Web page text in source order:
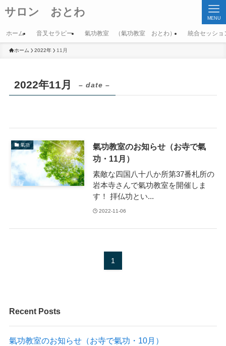
サロン おとわ MENU
ホーム 音叉セラピー 氣功教室 （氣功教室 おとわ） 統合セッショ
ホーム 2022年 11月
2022年11月 – date –
氣功
氣功教室のお知らせ（お寺で氣
功・11月）
素敵な四国八十八か所第37番札所の
岩本寺さんで氣功教室を開催しま
す！ 拝仏功とい...
2022-11-06
1
Recent Posts
氣功教室のお知らせ（お寺で氣功・10月）